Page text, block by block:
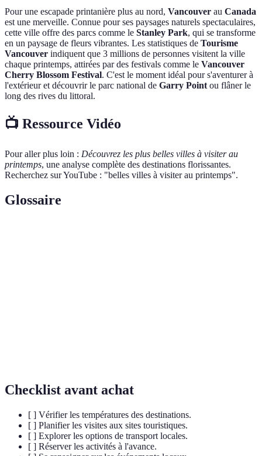
Pour une escapade printanière plus au nord, Vancouver au Canada
est une merveille. Connue pour ses paysages naturels spectaculaires,
cette ville offre des parcs comme le Stanley Park, qui se transforme
en un paysage de fleurs vibrantes. Les statistiques de Tourisme
Vancouver indiquent que 3 millions de personnes visitent la ville
chaque printemps, attirées par des festivals comme le Vancouver
Cherry Blossom Festival. C'est le moment idéal pour s'aventurer à
l'extérieur et découvrir le parc national de Garry Point ou flâner le
long des rives du littoral.
📺 Ressource Vidéo
Pour aller plus loin : Découvrez les plus belles villes à visiter au
printemps, une analyse complète des destinations florissantes.
Recherchez sur YouTube : "belles villes à visiter au printemps".
Glossaire
Checklist avant achat
[ ] Vérifier les températures des destinations.
[ ] Planifier les visites aux sites touristiques.
[ ] Explorer les options de transport locales.
[ ] Réserver les activités à l'avance.